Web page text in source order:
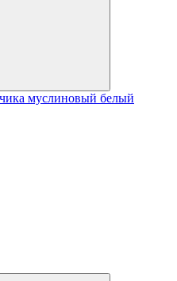
муслиновый белый